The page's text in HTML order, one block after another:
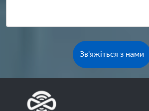
Зв'яжіться з нами